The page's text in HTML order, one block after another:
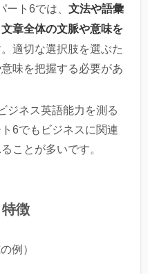
ート6では、文法や語彙
章全体の文脈や意味を
適切な選択肢を選ぶた
味を把握する必要があ
ジネス英語能力を測る
6でもビジネスに関連
ことが多いです。
徴
例）